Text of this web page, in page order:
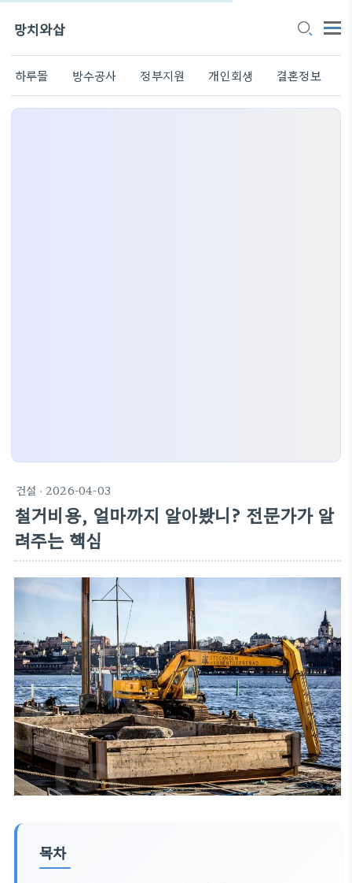
망치와삽
하루몰 방수공사 정부지원 개인회생 결혼정보
건설 · 2026-04-03
철거비용, 얼마까지 알아봤니? 전문가가 알
려주는 핵심
목차